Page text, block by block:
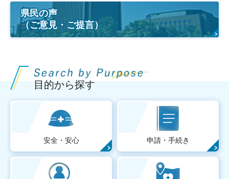
県民の声
（ご意見・ご提言）
目的から探す
安全・安心 申請・手続き